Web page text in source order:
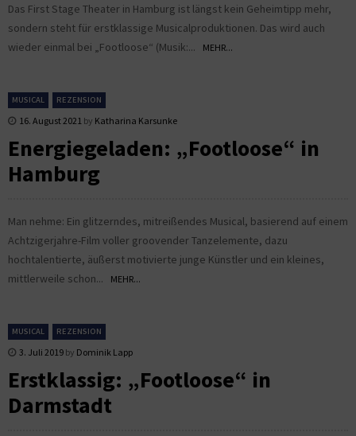
Das First Stage Theater in Hamburg ist längst kein Geheimtipp mehr,
sondern steht für erstklassige Musicalproduktionen. Das wird auch
wieder einmal bei „Footloose“ (Musik:...
MEHR...
MUSICAL REZENSION
16. August 2021 by Katharina Karsunke
Energiegeladen: „Footloose“ in
Hamburg
Man nehme: Ein glitzerndes, mitreißendes Musical, basierend auf einem
Achtzigerjahre-Film voller groovender Tanzelemente, dazu
hochtalentierte, äußerst motivierte junge Künstler und ein kleines,
mittlerweile schon...
MEHR...
MUSICAL REZENSION
3. Juli 2019 by Dominik Lapp
Erstklassig: „Footloose“ in
Darmstadt